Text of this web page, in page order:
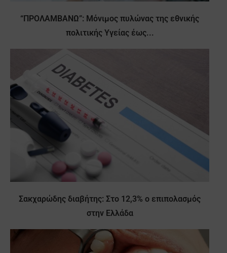
“ΠΡΟΛΑΜΒΑΝΩ”: Μόνιμος πυλώνας της εθνικής
πολιτικής Υγείας έως...
Σακχαρώδης διαβήτης: Στο 12,3% ο επιπολασμός
στην Ελλάδα